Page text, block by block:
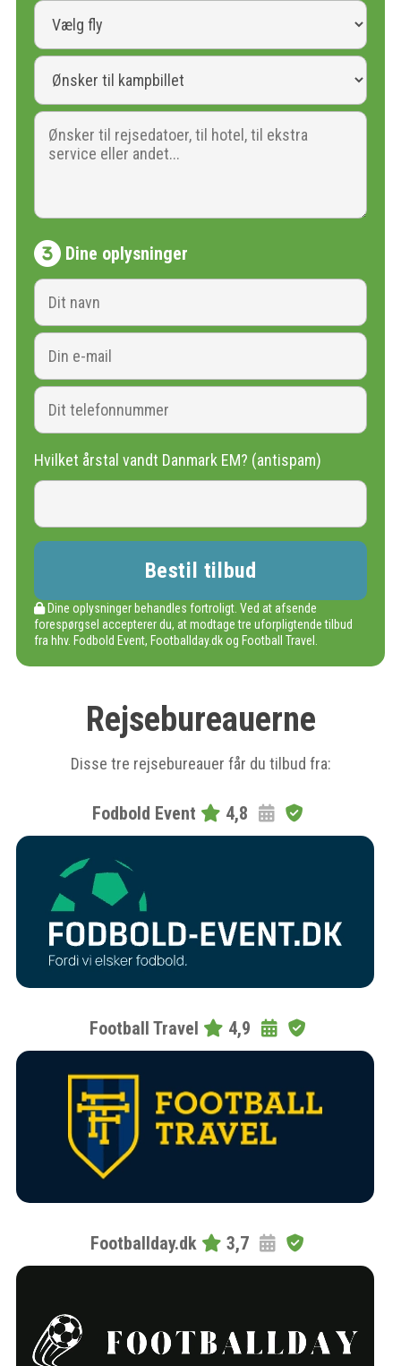
Dine oplysninger
Hvilket årstal vandt Danmark EM? (antispam)
Dine oplysninger behandles fortroligt. Ved at afsende
forespørgsel accepterer du, at modtage tre uforpligtende tilbud
fra hhv. Fodbold Event, Footballday.dk og Football Travel.
Rejsebureauerne
Disse tre rejsebureauer får du tilbud fra:
Fodbold Event 4,8
Football Travel 4,9
Footballday.dk 3,7